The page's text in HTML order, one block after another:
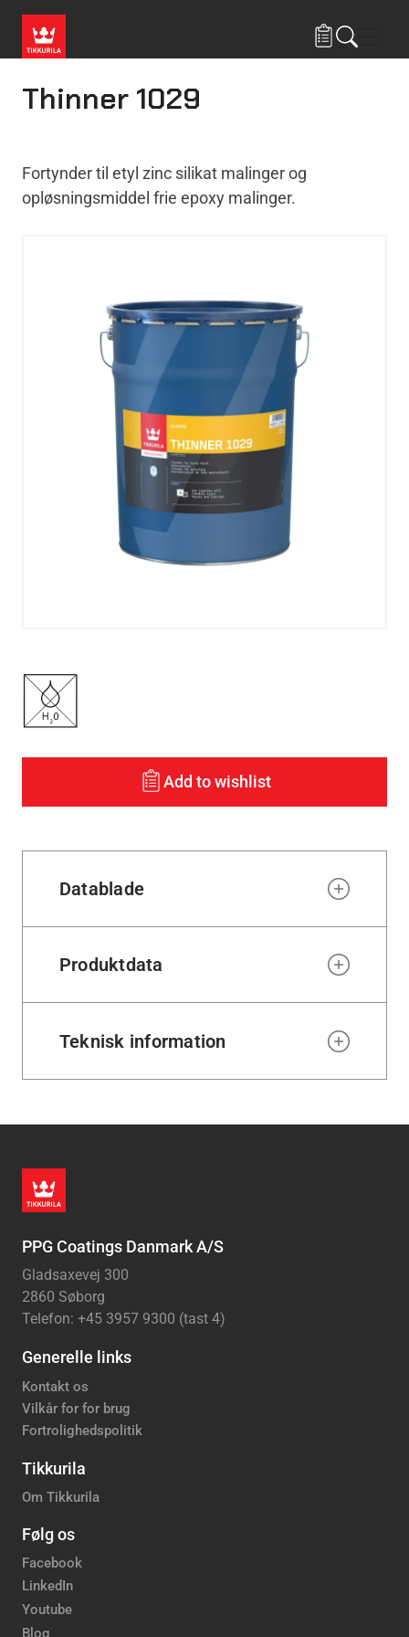
Thinner 1029
Fortynder til etyl zinc silikat malinger og
opløsningsmiddel frie epoxy malinger.
Add to wishlist
Datablade
Produktdata
Teknisk information
PPG Coatings Danmark A/S
Gladsaxevej 300
2860 Søborg
Telefon: +45 3957 9300 (tast 4)
Generelle links
Kontakt os
Vilkår for for brug
Fortrolighedspolitik
Tikkurila
Om Tikkurila
Følg os
Facebook
LinkedIn
Youtube
Blog